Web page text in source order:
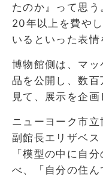
たのか』って思う
20年以上を費や
いるといった表情
博物館側は、マ
品を公開し、数
見て、展示を企画
ニューヨーク市
副館長エリザベ
「模型の中に自
べ、「自分の住